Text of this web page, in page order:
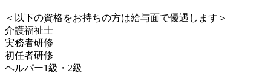
＜以下の資格をお持ちの方は給与面で優遇します＞
介護福祉士
実務者研修
初任者研修
ヘルパー1級・2級